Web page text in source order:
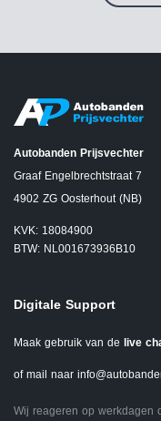
Autobanden Prijsvechter
Graaf Engelbrechtstraat 7
4902 ZG Oosterhout (NB)
KVK: 18084900
BTW: NL001673936B10
Digitale Support
Maak gebruik van de live
of mail naar
Wij reageren op werkdagen